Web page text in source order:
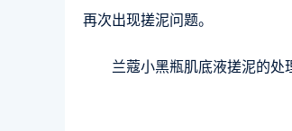
再次出现搓泥问题。
兰蔻小黑瓶肌底液搓泥的处